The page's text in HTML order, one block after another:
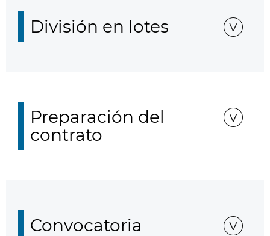
División en lotes
Preparación del
contrato
Convocatoria